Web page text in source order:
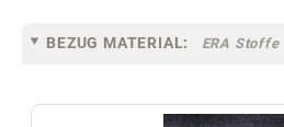
BEZUG MATERIAL: ERA Stoffe